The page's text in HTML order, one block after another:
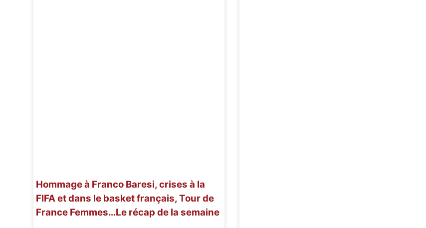
Hommage à Franco Baresi, crises à la
FIFA et dans le basket français, Tour de
France Femmes…Le récap de la semaine